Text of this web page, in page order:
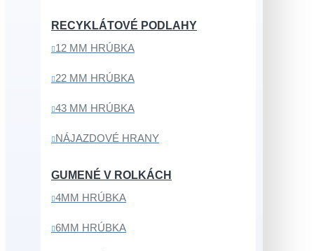
RECYKLÁTOVÉ PODLAHY
12 MM HRÚBKA
22 MM HRÚBKA
43 MM HRÚBKA
NÁJAZDOVÉ HRANY
GUMENÉ V ROLKÁCH
4MM HRÚBKA
6MM HRÚBKA